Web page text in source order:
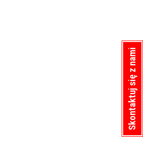
Skontaktuj się z nami